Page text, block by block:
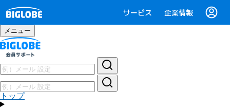
サービス 企業情報
メニュー
トップ